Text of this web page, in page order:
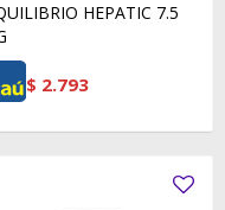
HEPATIC 7.5
$ 2.793